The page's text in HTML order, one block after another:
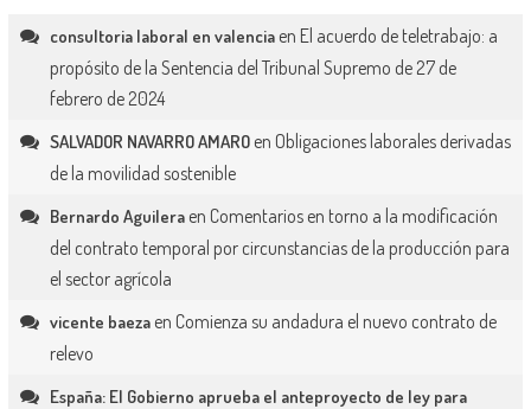
consultoria laboral en valenciaen El acuerdo de teletrabajo: a
propósito de la Sentencia del Tribunal Supremo de 27 de
febrero de 2024
SALVADOR NAVARRO AMAROen Obligaciones laborales derivadas
de la movilidad sostenible
Bernardo Aguileraen Comentarios en torno a la modificación
del contrato temporal por circunstancias de la producción para
el sector agrícola
vicente baezaen Comienza su andadura el nuevo contrato de
relevo
España: El Gobierno aprueba el anteproyecto de ley para